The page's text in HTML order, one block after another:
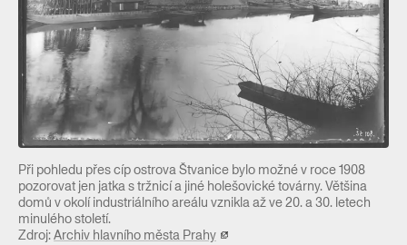
Při pohledu přes cíp ostrova Štvanice bylo možné v roce 1908
pozorovat jen jatka s tržnicí a jiné holešovické továrny. Většina
domů v okolí industriálního areálu vznikla až ve 20. a 30. letech
minulého století.
Zdroj:Archiv hlavního města Prahy